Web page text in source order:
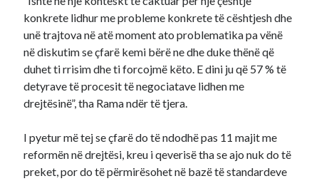
konkrete lidhur me probleme konkrete të cështjesh dhe
unë trajtova në atë moment ato problematika pa vënë
në diskutim se çfarë kemi bërë ne dhe duke thënë që
duhet ti rrisim dhe ti forcojmë këto. E dini ju që 57 % të
detyrave të procesit të negociatave lidhen me
drejtësinë”, tha Rama ndër të tjera.
I pyetur më tej se çfarë do të ndodhë pas 11 majit me
reformën në drejtësi, kreu i qeverisë tha se ajo nuk do të
preket, por do të përmirësohet në bazë të standardeve